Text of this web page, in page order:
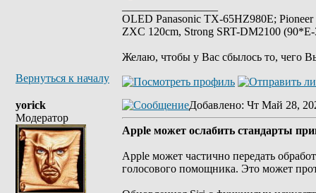
OLED Panasonic TX-65HZ980E;
ZXC 120cm, Strong SRT-DM2100
Желаю, чтобы у Вас сбылось то, чего
Вернуться к началу
yorick
Модератор
Добавлено: Чт Май 28,
Apple может ослабить стандарты
Apple может частично передать
голосового помощника. Это может